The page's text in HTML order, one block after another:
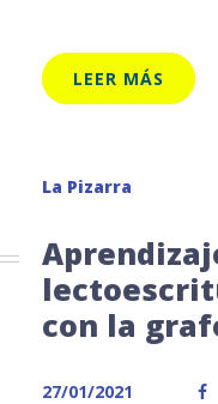
LEER MÁS
La Pizarra
con la
27/01/2021